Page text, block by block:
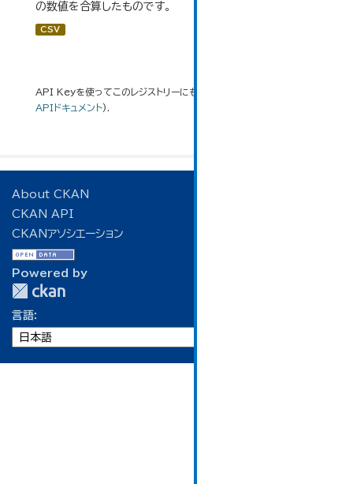
の数値を合算したものです。
CSV
API Keyを使ってこのレジストリーにもアクセス可能です
APIドキュメント).
About CKAN
CKAN API
CKANアソシエーション
Powered by
言語